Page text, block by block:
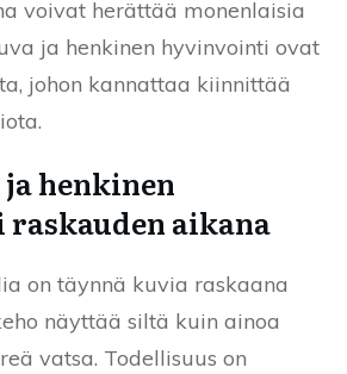
voivat herättää monenlaisia
ja henkinen hyvinvointi ovat
johon kannattaa kiinnittää
henkinen
aikana
on täynnä kuvia raskaana
näyttää siltä kuin ainoa
vatsa. Todellisuus on